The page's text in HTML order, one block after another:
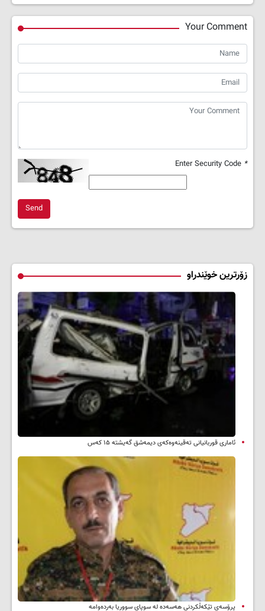
Your Comment
*
Send
زۆرترین خوێندراو
ئاماری قوربانیانی تەقینەوەکەی دیمەشق گەیشتە ۱۵ کەس
پرۆسەی تێکەڵکردنی هەسەدە لە سوپای سووریا بەردەوامە